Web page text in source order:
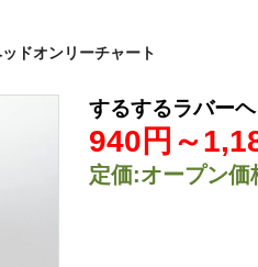
ドオンリーチャート
するするラバー
940円～
定価:オープン価